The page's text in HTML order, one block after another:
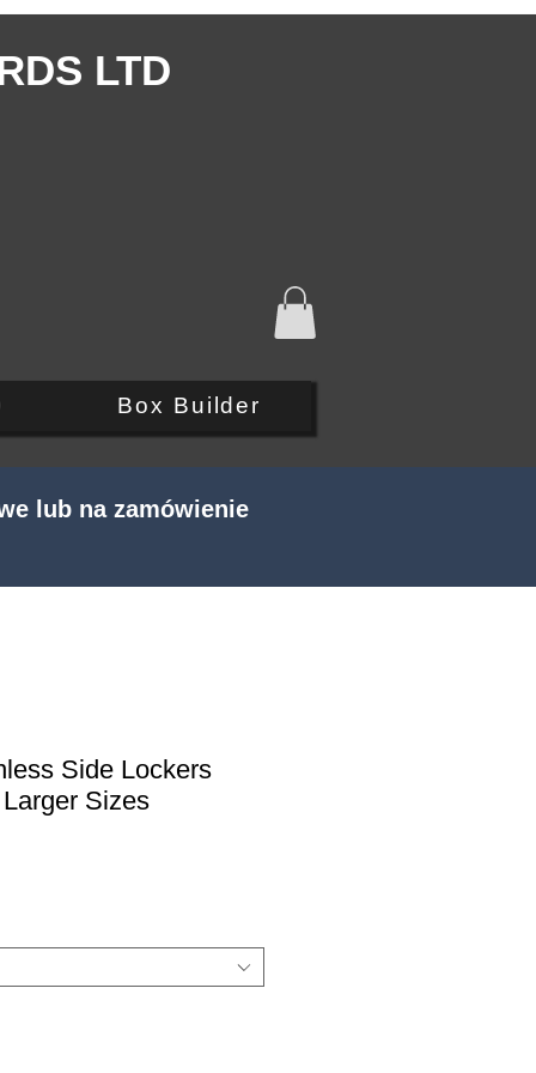
LTD
Box Builder
lub na zamówienie
Side Lockers
Sizes